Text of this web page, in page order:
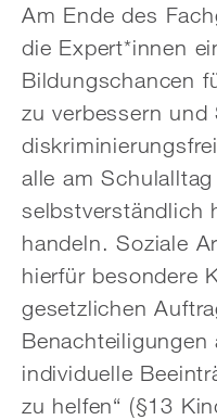
Am Ende des
die Expert*innen
Bildungschancen
zu verbessern und
alle am
selbstverständlich
handeln. Soziale
hierfür besondere
gesetzlichen
individuelle
zu helfen“ (§13